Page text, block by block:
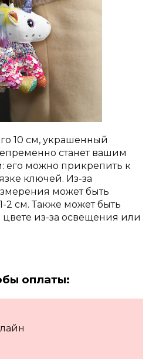
10 см, украшенный
станет вашим
его можно прикрепить к
ключей. Из-за
может быть
2 см. Также может быть
из-за освещения или
оплаты: